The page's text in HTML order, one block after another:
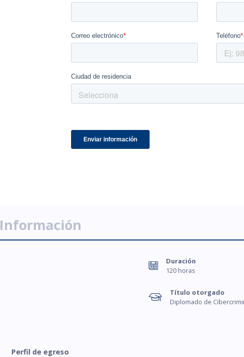
Información
Duración
120 horas
Título otorgado
Diplomado de
Perfil de egreso